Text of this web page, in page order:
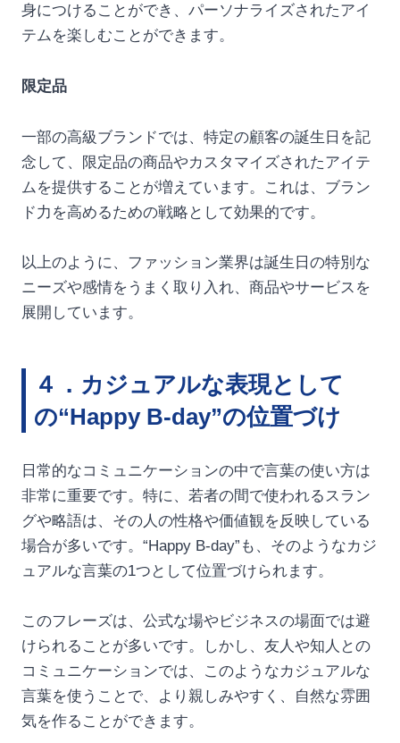
身につけることができ、パーソナライズされたアイ
テムを楽しむことができます。
限定品
一部の高級ブランドでは、特定の顧客の誕生日を記
念して、限定品の商品やカスタマイズされたアイテ
ムを提供することが増えています。これは、ブラン
ド力を高めるための戦略として効果的です。
以上のように、ファッション業界は誕生日の特別な
ニーズや感情をうまく取り入れ、商品やサービスを
展開しています。
４．カジュアルな表現として
の“Happy B-day”の位置づけ
日常的なコミュニケーションの中で言葉の使い方は
非常に重要です。特に、若者の間で使われるスラン
グや略語は、その人の性格や価値観を反映している
場合が多いです。“Happy B-day”も、そのようなカジ
ュアルな言葉の1つとして位置づけられます。
このフレーズは、公式な場やビジネスの場面では避
けられることが多いです。しかし、友人や知人との
コミュニケーションでは、このようなカジュアルな
言葉を使うことで、より親しみやすく、自然な雰囲
気を作ることができます。